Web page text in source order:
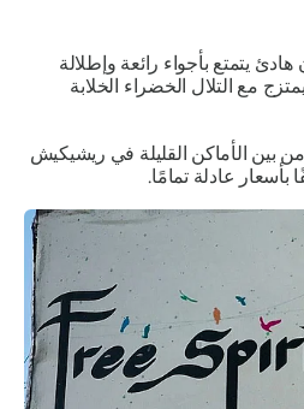
يتمتع بأجواء رائعة وإطلالة
مع التلال الخضراء الخلابة
بين الأماكن القليلة في ريشيكيش
عادلة تمامًا.